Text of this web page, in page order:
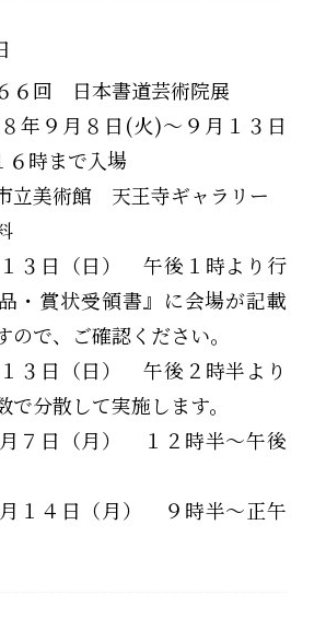
６回 日本書道芸術院展
年９月８日(火)～９月１３日
６時まで入場
立美術館 天王寺ギャラリー
３日（日） 午後１時より行
・賞状受領書』に会場が記載
ので、ご確認ください。
３日（日） 午後２時半より
分散して実施します。
７日（月） １２時半～午後
１４日（月） ９時半～正午